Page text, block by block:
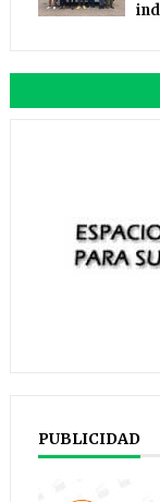
PUBLICIDAD